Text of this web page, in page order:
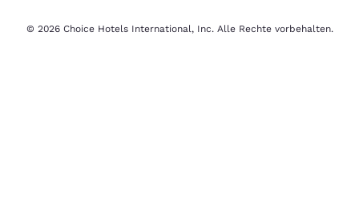
© 2026 Choice Hotels International, Inc. Alle Rechte vorbehalten.